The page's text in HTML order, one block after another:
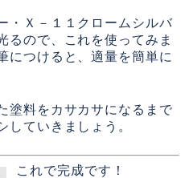
・Ｘ－１１クロームシルバ
るので、これを使ってみま
につけると、適量を簡単に
塗料をカサカサになるまで
していきましょう。
これで完成です！